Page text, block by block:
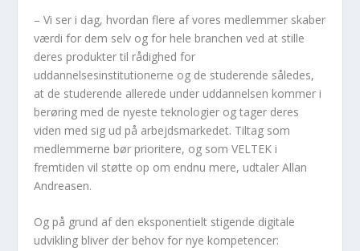
– Vi ser i dag, hvordan flere af vores medlemmer skaber
værdi for dem selv og for hele branchen ved at stille
deres produkter til rådighed for
uddannelsesinstitutionerne og de studerende således,
at de studerende allerede under uddannelsen kommer i
berøring med de nyeste teknologier og tager deres
viden med sig ud på arbejdsmarkedet. Tiltag som
medlemmerne bør prioritere, og som VELTEK i
fremtiden vil støtte op om endnu mere, udtaler Allan
Andreasen.
Og på grund af den eksponentielt stigende digitale
udvikling bliver der behov for nye kompetencer: